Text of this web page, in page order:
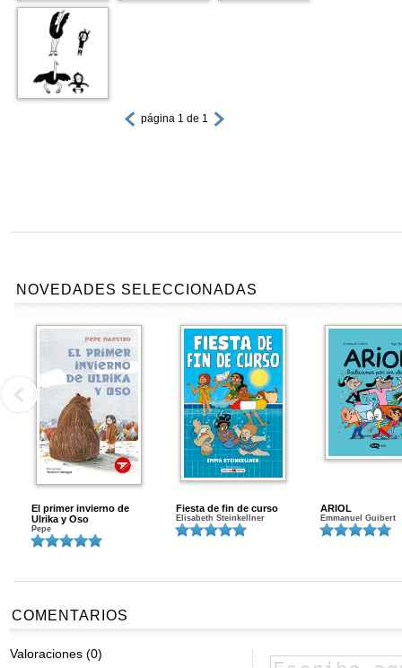
página 1 de 1
NOVEDADES SELECCIONADAS
El primer invierno de
Ulrika y Oso
Pepe
Fiesta de fin de curso
Elisabeth Steinkellner
ARIOL
Emmanuel Guibert
COMENTARIOS
Valoraciones (0)